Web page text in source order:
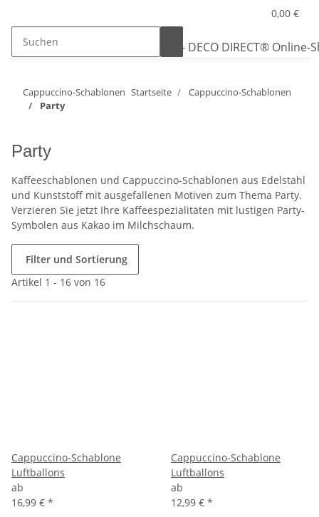
0,00 €
Cappuccino-Schablonen Startseite
Cappuccino-Schablonen
Party
Party
Kaffeeschablonen und Cappuccino-Schablonen aus Edelstahl
und Kunststoff mit ausgefallenen Motiven zum Thema Party.
Verzieren Sie jetzt Ihre Kaffeespezialitäten mit lustigen Party-
Symbolen aus Kakao im Milchschaum.
Filter und Sortierung
Artikel 1 - 16 von 16
Cappuccino-Schablone
Luftballons
ab
16,99 € *
Cappuccino-Schablone
Luftballons
ab
12,99 € *